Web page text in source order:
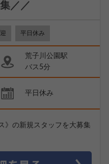
／／
平日休み
荒子川公園駅
バス5分
平日休み
》の新規スタッフを大募集